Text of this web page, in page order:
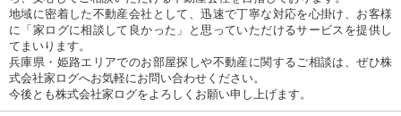
地域に密着した不動産会社として、迅速で丁寧な対応を心掛け、お客様
に「家ログに相談して良かった」と思っていただけるサービスを提供し
てまいります。
兵庫県・姫路エリアでのお部屋探しや不動産に関するご相談は、ぜひ株
式会社家ログへお気軽にお問い合わせください。
今後とも株式会社家ログをよろしくお願い申し上げます。